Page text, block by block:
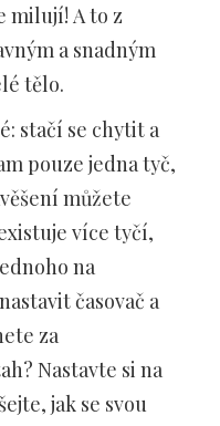
milují! A to z
a snadným
tělo.
stačí se chytit a
pouze jedna tyč,
můžete
více tyčí,
na
časovač a
za
Nastavte si na
jak se svou